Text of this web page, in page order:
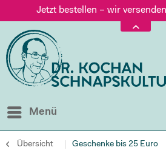
Jetzt bestellen – wir
Versand nur 5,60 €, gratis ab
Jetzt bestellen – wir
Menü
Übersicht Geschenke bis 25 Euro